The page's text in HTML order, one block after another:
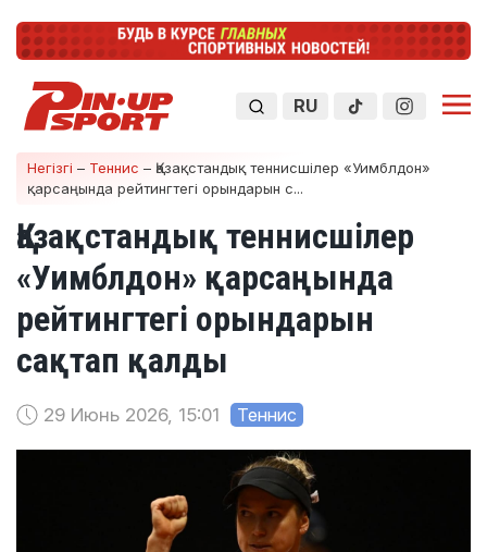
RU
Негізгі – Теннис – Қазақстандық теннисшілер «Уимблдон»
қарсаңында рейтингтегі орындарын с...
Қазақстандық теннисшілер
«Уимблдон» қарсаңында
рейтингтегі орындарын
сақтап қалды
29 Июнь 2026, 15:01 Теннис